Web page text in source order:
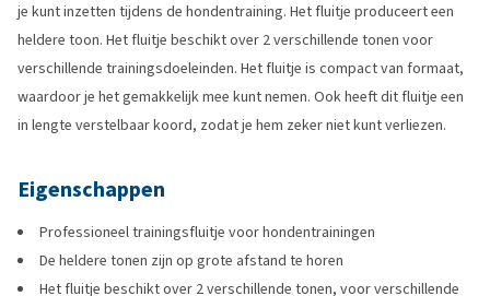
je kunt inzetten tijdens de hondentraining. Het fluitje produceert een
heldere toon. Het fluitje beschikt over 2 verschillende tonen voor
verschillende trainingsdoeleinden. Het fluitje is compact van formaat,
waardoor je het gemakkelijk mee kunt nemen. Ook heeft dit fluitje een
in lengte verstelbaar koord, zodat je hem zeker niet kunt verliezen.
Eigenschappen
Professioneel trainingsfluitje voor hondentrainingen
De heldere tonen zijn op grote afstand te horen
Het fluitje beschikt over 2 verschillende tonen, voor verschillende